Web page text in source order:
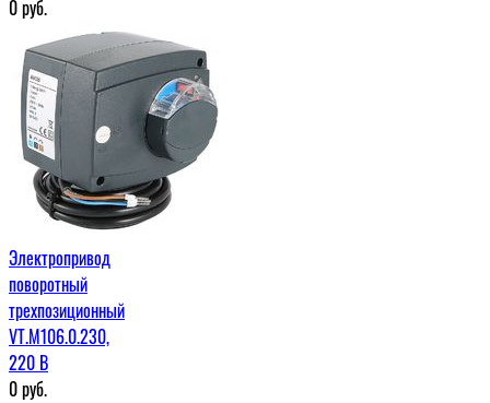
0руб.
Электропривод
поворотный
трехпозиционный
VT.M106.0.230,
220 В
0руб.